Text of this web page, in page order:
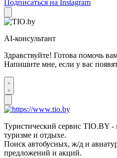
Подписаться на Instagram
AI-консультант
Здравствуйте! Готова помочь
Напишите мне, если у вас
Туристический сервис TIO.BY
туризме и отдыхе.
Поиск автобусных, ж/д и
предложений и акций.